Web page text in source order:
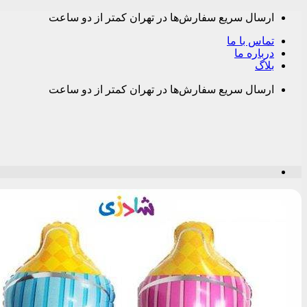
Skip
content
ارسال سریع سفارش‌ها در تهران کمتر از دو ساعت
تماس با ما
درباره ما
بلاگ
ارسال سریع سفارش‌ها در تهران کمتر از دو ساعت
دسته بندی محصولات